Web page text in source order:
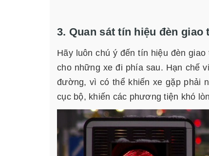
3. Quan sát tín hiệu đèn giao
Hãy luôn chú ý đến tín hiệu đèn
cho những xe đi phía sau. Hạn chế
đường, vì có thể khiến xe gặp phải
cục bộ, khiến các phương tiện khó